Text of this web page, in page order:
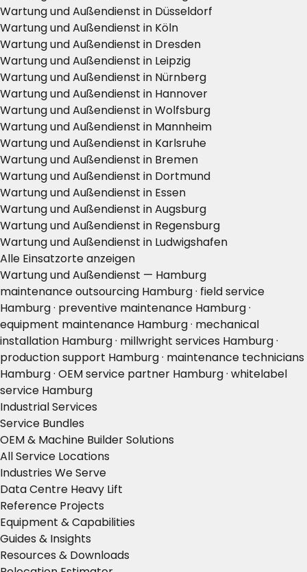
Wartung und Außendienst in Düsseldorf
Wartung und Außendienst in Köln
Wartung und Außendienst in Dresden
Wartung und Außendienst in Leipzig
Wartung und Außendienst in Nürnberg
Wartung und Außendienst in Hannover
Wartung und Außendienst in Wolfsburg
Wartung und Außendienst in Mannheim
Wartung und Außendienst in Karlsruhe
Wartung und Außendienst in Bremen
Wartung und Außendienst in Dortmund
Wartung und Außendienst in Essen
Wartung und Außendienst in Augsburg
Wartung und Außendienst in Regensburg
Wartung und Außendienst in Ludwigshafen
Alle Einsatzorte anzeigen
Wartung und Außendienst — Hamburg
maintenance outsourcing Hamburg · field service
Hamburg · preventive maintenance Hamburg ·
equipment maintenance Hamburg · mechanical
installation Hamburg · millwright services Hamburg ·
production support Hamburg · maintenance technicians
Hamburg · OEM service partner Hamburg · whitelabel
service Hamburg
Industrial Services
Service Bundles
OEM & Machine Builder Solutions
All Service Locations
Industries We Serve
Data Centre Heavy Lift
Reference Projects
Equipment & Capabilities
Guides & Insights
Resources & Downloads